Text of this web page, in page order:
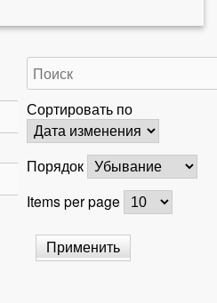
Сортировать по
Порядок
Items per page